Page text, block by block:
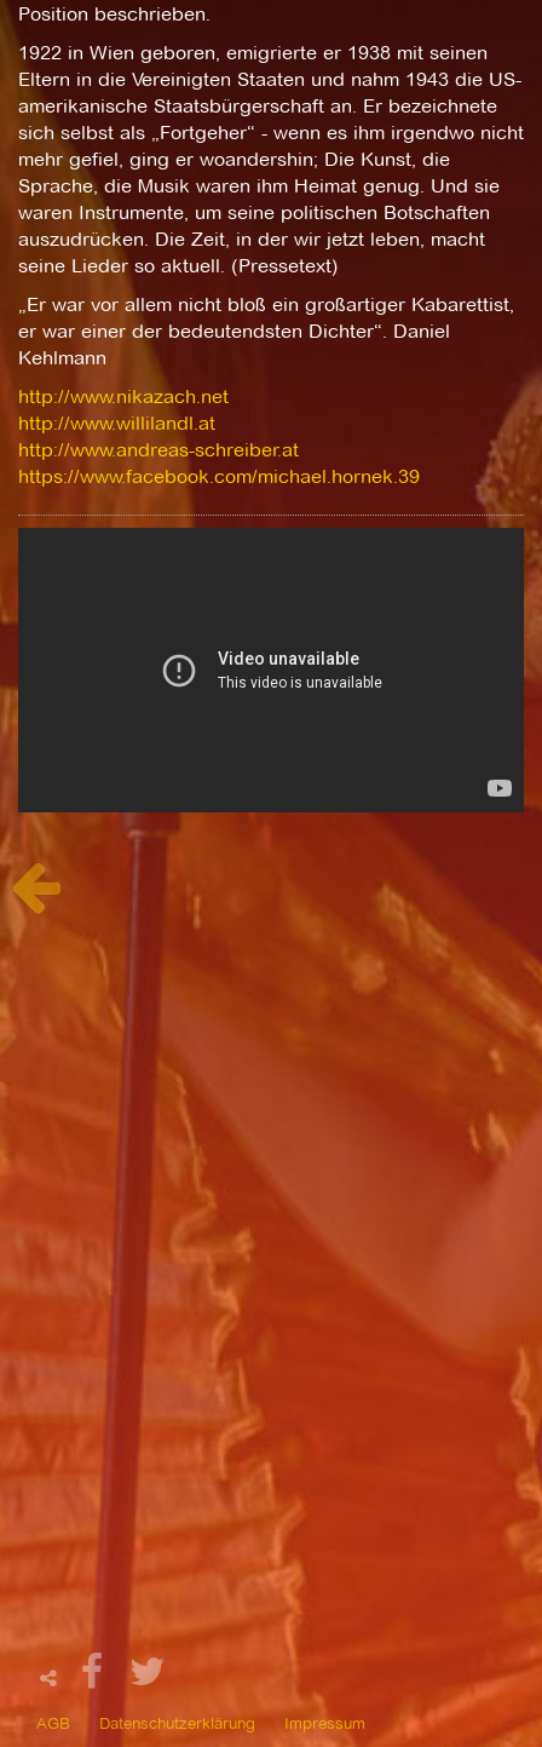
Position beschrieben.
1922 in Wien geboren, emigrierte er 1938 mit seinen
Eltern in die Vereinigten Staaten und nahm 1943 die US-
amerikanische Staatsbürgerschaft an. Er bezeichnete
sich selbst als „Fortgeher“ - wenn es ihm irgendwo nicht
mehr gefiel, ging er woandershin; Die Kunst, die
Sprache, die Musik waren ihm Heimat genug. Und sie
waren Instrumente, um seine politischen Botschaften
auszudrücken. Die Zeit, in der wir jetzt leben, macht
seine Lieder so aktuell. (Pressetext)
„Er war vor allem nicht bloß ein großartiger Kabarettist,
er war einer der bedeutendsten Dichter“. Daniel
Kehlmann
http://www.nikazach.net
http://www.willilandl.at
http://www.andreas-schreiber.at
https://www.facebook.com/michael.hornek.39
AGB Datenschutzerklärung Impressum